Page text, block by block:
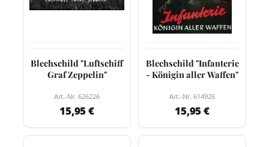
Blechschild "Luftschiff
Graf Zeppelin"
Art.-Nr. 626226
15,95 €
Blechschild "Infanterie
- Königin aller Waffen"
Art.-Nr. 614926
15,95 €